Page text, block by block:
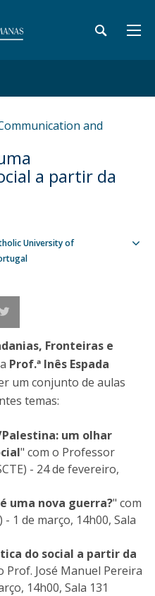
and
a partir da
University of
Fronteiras e
Prof.ª Inês Espada
um conjunto de aulas
temas:
um olhar
" com o Professor
- 24 de fevereiro,
uma nova guerra?" com
- 1 de março, 14h00, Sala
do social a partir da
Prof. José Manuel Pereira
14h00, Sala 131